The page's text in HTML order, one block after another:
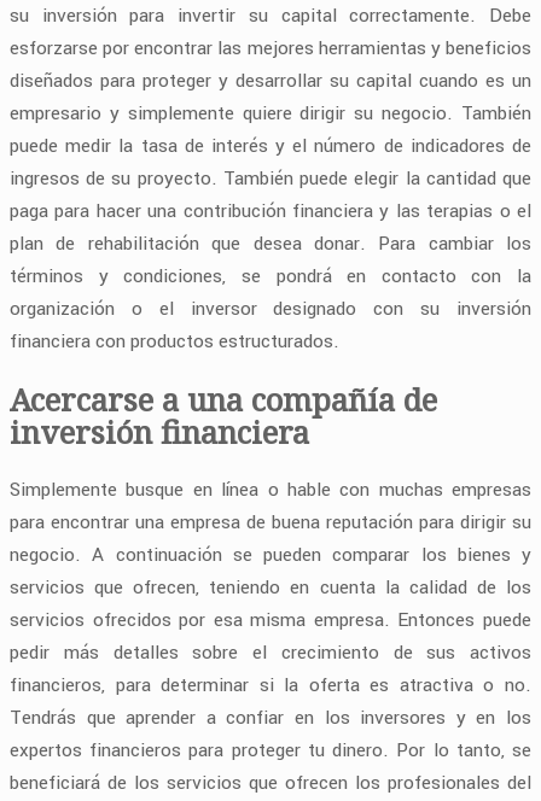
su inversión para invertir su capital correctamente. Debe
esforzarse por encontrar las mejores herramientas y beneficios
diseñados para proteger y desarrollar su capital cuando es un
empresario y simplemente quiere dirigir su negocio. También
puede medir la tasa de interés y el número de indicadores de
ingresos de su proyecto. También puede elegir la cantidad que
paga para hacer una contribución financiera y las terapias o el
plan de rehabilitación que desea donar. Para cambiar los
términos y condiciones, se pondrá en contacto con la
organización o el inversor designado con su inversión
financiera con productos estructurados.
Acercarse a una compañía de
inversión financiera
Simplemente busque en línea o hable con muchas empresas
para encontrar una empresa de buena reputación para dirigir su
negocio. A continuación se pueden comparar los bienes y
servicios que ofrecen, teniendo en cuenta la calidad de los
servicios ofrecidos por esa misma empresa. Entonces puede
pedir más detalles sobre el crecimiento de sus activos
financieros, para determinar si la oferta es atractiva o no.
Tendrás que aprender a confiar en los inversores y en los
expertos financieros para proteger tu dinero. Por lo tanto, se
beneficiará de los servicios que ofrecen los profesionales del